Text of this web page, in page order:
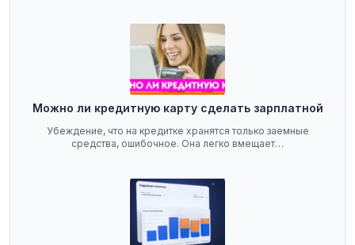
Можно ли кредитную карту сделать зарплатной
Убеждение, что на кредитке хранятся только заемные
средства, ошибочное. Она легко вмещает…